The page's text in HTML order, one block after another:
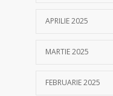
APRILIE 2025
MARTIE 2025
FEBRUARIE 2025